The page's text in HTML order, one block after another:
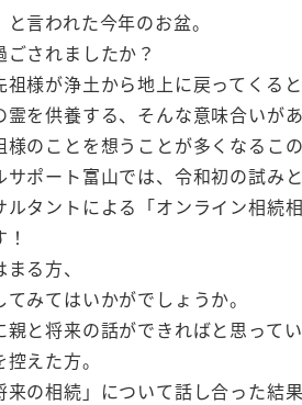
と言われた今年のお盆。
されましたか？
祖様が浄土から地上に戻ってくる
霊を供養する、そんな意味合いがあ
のことを想うことが多くなるこの
サポート富山では、令和初の試み
ルタントによる「オンライン相続
る方、
みてはいかがでしょうか。
と将来の話ができればと思ってい
えた方。
の相続」について話し合った結果